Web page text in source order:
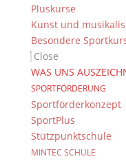
Pluskurse
Kunst und
Besondere
Close
WAS UNS
SPORTFÖRDERUNG
Sportförderkonzept
SportPlus
Stützpunktschule
MINTEC SCHULE